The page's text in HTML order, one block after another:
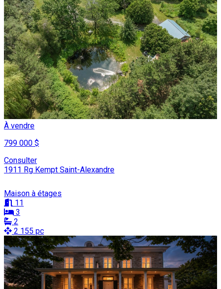
À vendre
799 000 $
Consulter
1911 Rg Kempt Saint-Alexandre
Maison à étages
11
3
2
2 155 pc